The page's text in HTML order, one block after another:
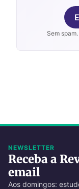
Sem
NEWSLETTER
Receba a
email
Aos domingos: